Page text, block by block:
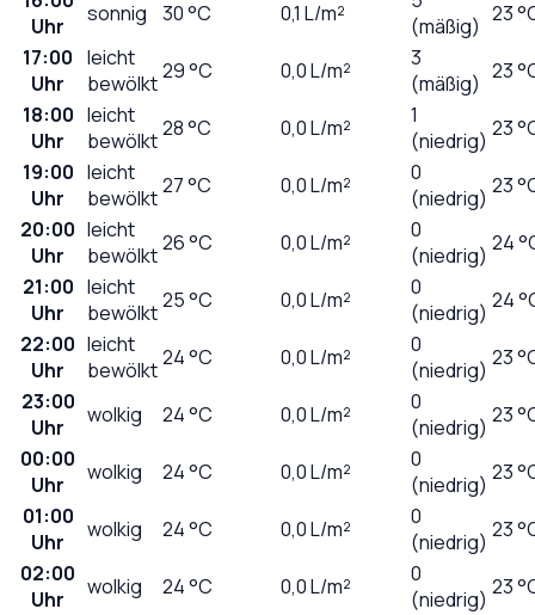
Uhr
sonnig 30°C 0,1 L/m²
(mäßig) 23
17:00
Uhr
leicht
bewölkt29°C 0,0L/m²
3
(mäßig) 23
18:00
Uhr
leicht
bewölkt28°C 0,0L/m²
1
(niedrig) 23
19:00
Uhr
leicht
bewölkt27°C 0,0L/m²
0
(niedrig) 23
20:00
Uhr
leicht
bewölkt26°C 0,0L/m²
0
(niedrig) 24
21:00
Uhr
leicht
bewölkt25°C 0,0L/m²
0
(niedrig) 24
22:00
Uhr
leicht
bewölkt24°C 0,0L/m²
0
(niedrig) 23
23:00
Uhr
wolkig 24°C 0,0L/m²
0
(niedrig) 23
00:00
Uhr
wolkig 24°C 0,0L/m²
0
(niedrig) 23
01:00
Uhr
wolkig 24°C 0,0L/m²
0
(niedrig) 23
02:00
Uhr
wolkig 24°C 0,0L/m²
0
(niedrig) 23